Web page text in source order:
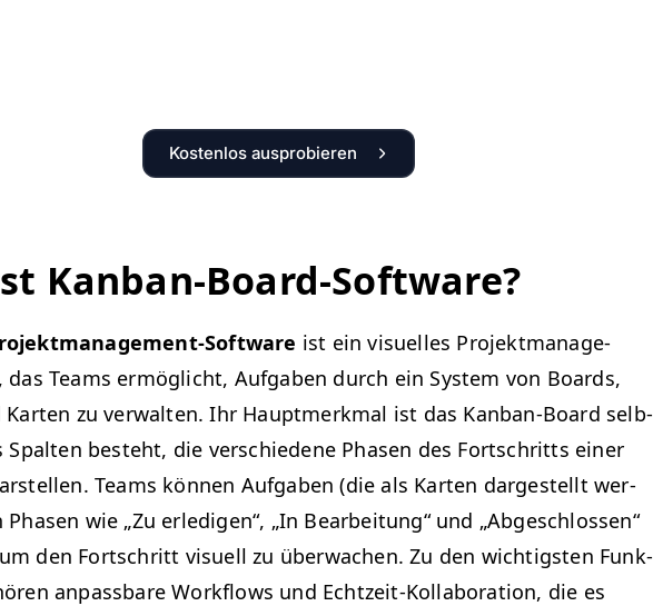
Kostenlos ausprobieren
Kanban-Board-Software?
Soft­ware ist ein visuelles Pro­jek­t­man­age­
das Teams ermöglicht, Auf­gaben durch ein Sys­tem von Boards,
Karten zu ver­wal­ten. Ihr Haupt­merk­mal ist das Kan­ban-Board selb­
Spal­ten beste­ht, die ver­schiedene Phasen des Fortschritts ein­er
Teams kön­nen Auf­gaben (die als Karten dargestellt wer­
Phasen wie „Zu erledi­gen“, „In Bear­beitung“ und „Abgeschlossen“
den Fortschritt visuell zu überwachen. Zu den wichtig­sten Funk­
anpass­bare Work­flows und Echtzeit-Kol­lab­o­ra­tion, die es